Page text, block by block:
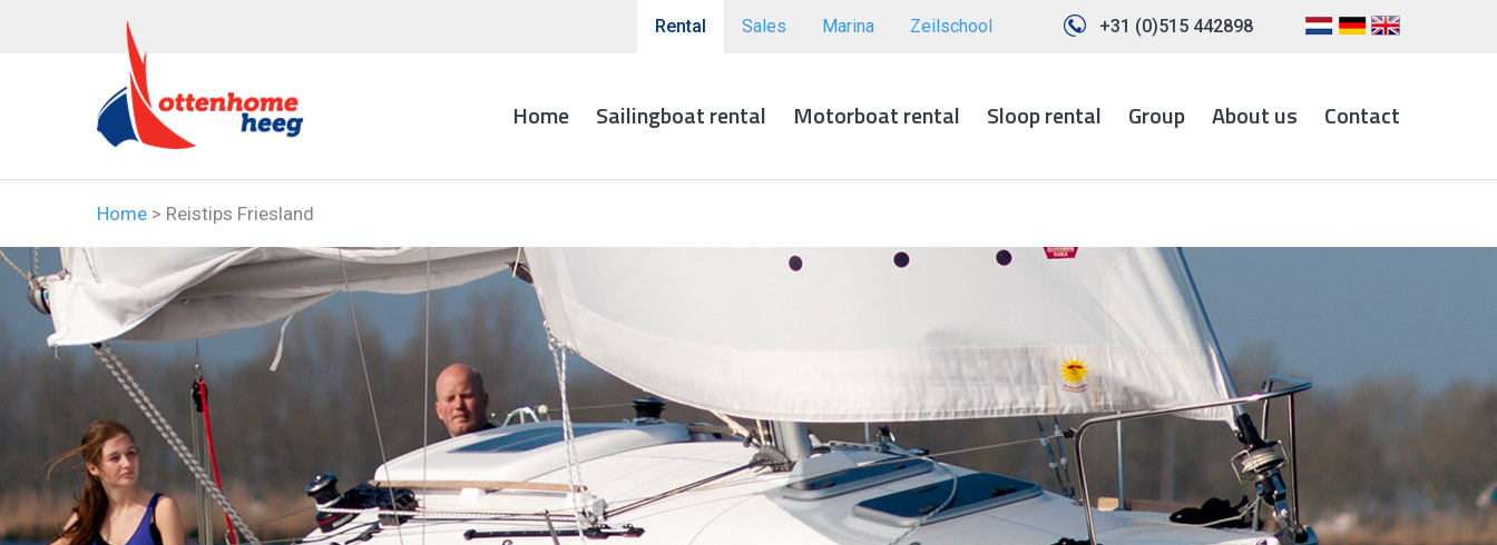
+31 (0)515 442898
Rental Sales Marina Zeilschool
Home Sailingboat rental Motorboat rental Sloop rental Group About us Contact
Home > Reistips Friesland